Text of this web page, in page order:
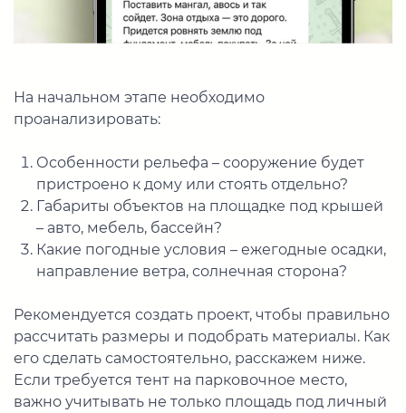
На начальном этапе необходимо
проанализировать:
Особенности рельефа – сооружение будет
пристроено к дому или стоять отдельно?
Габариты объектов на площадке под крышей
– авто, мебель, бассейн?
Какие погодные условия – ежегодные осадки,
направление ветра, солнечная сторона?
Рекомендуется создать проект, чтобы правильно
рассчитать размеры и подобрать материалы. Как
его сделать самостоятельно, расскажем ниже.
Если требуется тент на парковочное место,
важно учитывать не только площадь под личный